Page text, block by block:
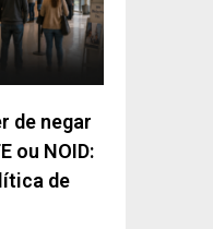
de negar
ou NOID:
de